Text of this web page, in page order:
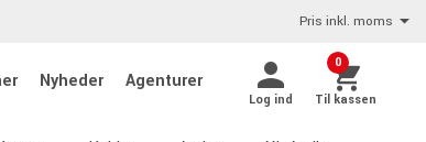
Pris inkl. moms
Nyheder Agenturer
Log ind
0
Til kassen